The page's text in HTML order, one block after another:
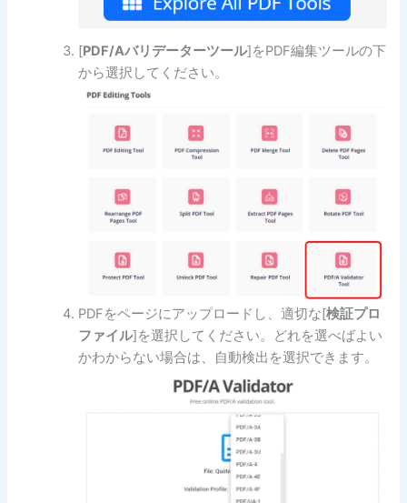
[PDF/Aバリデーターツール]をPDF編集ツールの下
から選択してください。
PDFをページにアップロードし、適切な[検証プロ
ファイル]を選択してください。どれを選べばよい
かわからない場合は、自動検出を選択できます。